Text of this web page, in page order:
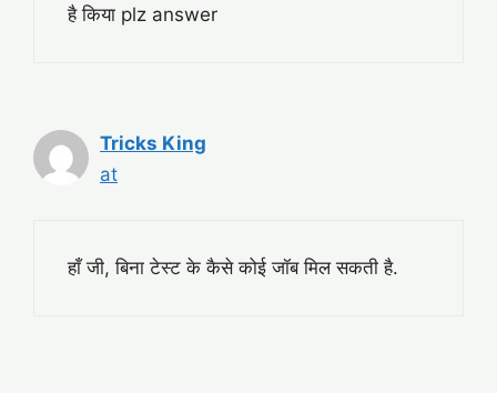
है किया plz answer
Tricks King
at
हाँ जी, बिना टेस्ट के कैसे कोई जॉब मिल सकती है.